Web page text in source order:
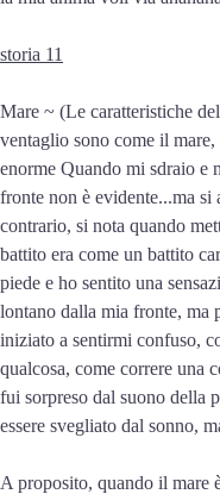
storia 11
Mare ~ (Le caratteristiche
ventaglio sono come il
enorme Quando mi sdraio e
fronte non è evidente...ma
contrario, si nota quando
battito era come un battito
piede e ho sentito una
lontano dalla mia fronte, ma
iniziato a sentirmi confuso,
qualcosa, come correre una
fui sorpreso dal suono della
essere svegliato dal sonno,
A proposito, quando il mare